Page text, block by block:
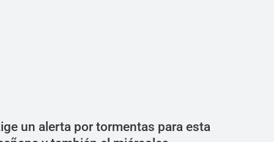
un alerta por tormentas para esta